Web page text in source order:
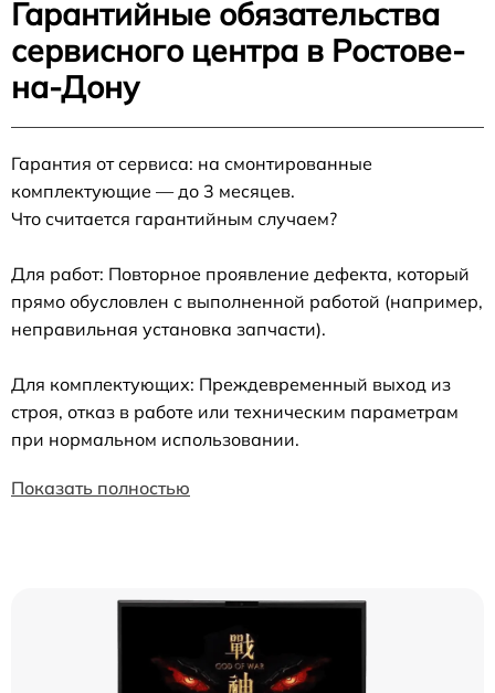
Гарантийные обязательства
сервисного центра в Ростове-
на-Дону
Гарантия от сервиса: на смонтированные
комплектующие — до 3 месяцев.
Что считается гарантийным случаем?
Для работ: Повторное проявление дефекта, который
прямо обусловлен с выполненной работой (например,
неправильная установка запчасти).
Для комплектующих: Преждевременный выход из
строя, отказ в работе или техническим параметрам
при нормальном использовании.
Показать полностью